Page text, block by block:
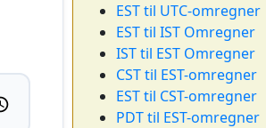
EST til UTC-omregner
EST til IST Omregner
IST til EST Omregner
CST til EST-omregner
EST til CST-omregner
PDT til EST-omregner